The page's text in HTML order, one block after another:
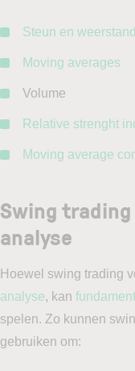
Steun en
Moving averages
Volume
Relative strenght
Moving average
Swing
analyse
Hoewel swing trading
analyse, kan
spelen. Zo kunnen
gebruiken om: